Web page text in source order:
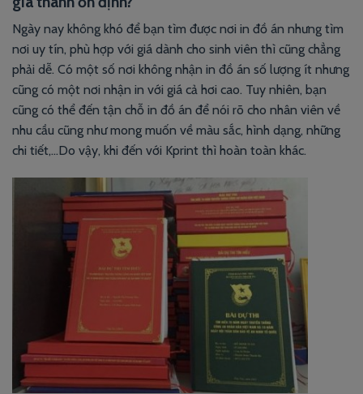
Ngày nay không khó để bạn tìm được nơi in đồ án nhưng tìm
nơi uy tín, phù hợp với giá dành cho sinh viên thì cũng chẳng
phải dễ. Có một số nơi không nhận in đồ án số lượng ít nhưng
cũng có một nơi nhận in với giá cả hơi cao. Tuy nhiên, bạn
cũng có thể đến tận chỗ in đồ án để nói rõ cho nhân viên về
nhu cầu cũng như mong muốn về màu sắc, hình dạng, những
chi tiết,…Do vậy, khi đến với Kprint thì hoàn toàn khác.